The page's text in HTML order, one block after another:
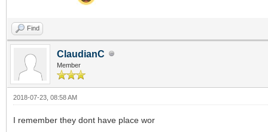
Find
ClaudianC
Member
2018-07-23, 08:58 AM
I remember they dont have place wor